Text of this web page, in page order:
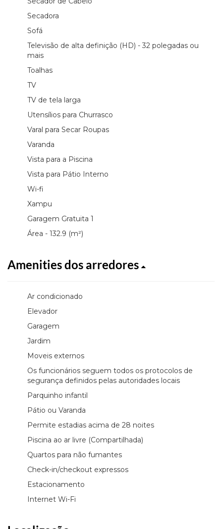
Secadora
Sofá
Televisão de alta definição (HD) - 32 polegadas ou
mais
Toalhas
TV
TV de tela larga
Utensílios para Churrasco
Varal para Secar Roupas
Varanda
Vista para a Piscina
Vista para Pátio Interno
Wi-fi
Xampu
Garagem Gratuita 1
Área - 132.9 (m²)
Amenities dos arredores
Ar condicionado
Elevador
Garagem
Jardim
Moveis externos
Os funcionários seguem todos os protocolos de
segurança definidos pelas autoridades locais
Parquinho infantil
Pátio ou Varanda
Permite estadias acima de 28 noites
Piscina ao ar livre (Compartilhada)
Quartos para não fumantes
Check-in/checkout expressos
Estacionamento
Internet Wi-Fi